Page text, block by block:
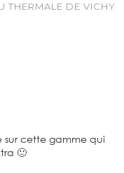
THERMALE DE VICHY
cette gamme qui
🙂